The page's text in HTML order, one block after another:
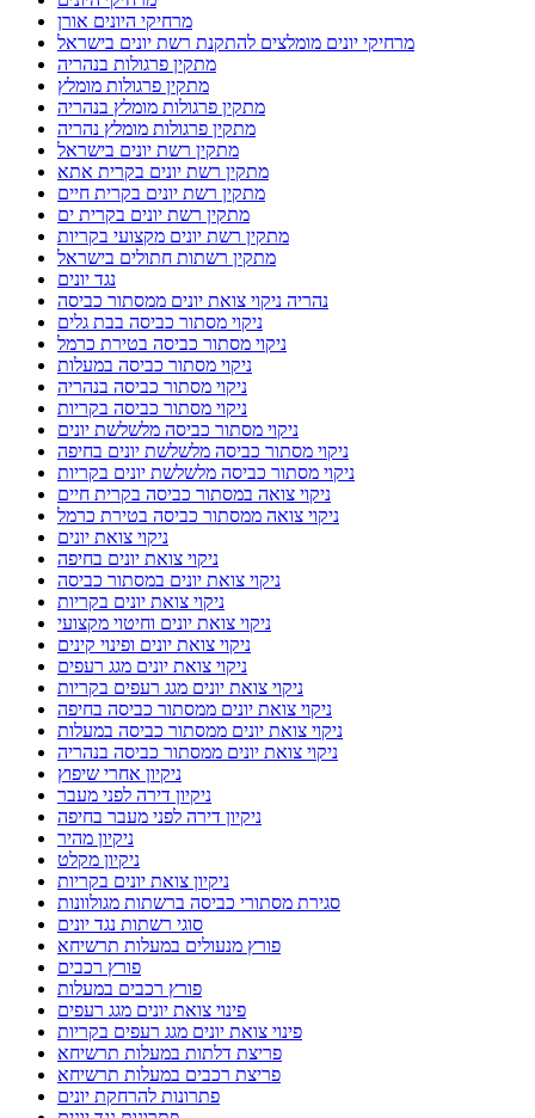
מרחיקי היונים אורן
מרחיקי יונים מומלצים להתקנת רשת יונים בישראל
מתקין פרגולות בנהריה
מתקין פרגולות מומלץ
מתקין פרגולות מומלץ בנהריה
מתקין פרגולות מומלץ נהריה
מתקין רשת יונים בישראל
מתקין רשת יונים בקרית אתא
מתקין רשת יונים בקרית חיים
מתקין רשת יונים בקרית ים
מתקין רשת יונים מקצועי בקריות
מתקין רשתות חתולים בישראל
נגד יונים
נהריה ניקוי צואת יונים ממסתור כביסה
ניקוי מסתור כביסה בבת גלים
ניקוי מסתור כביסה בטירת כרמל
ניקוי מסתור כביסה במעלות
ניקוי מסתור כביסה בנהריה
ניקוי מסתור כביסה בקריות
ניקוי מסתור כביסה מלשלשת יונים
ניקוי מסתור כביסה מלשלשת יונים בחיפה
ניקוי מסתור כביסה מלשלשת יונים בקריות
ניקוי צואה במסתור כביסה בקרית חיים
ניקוי צואה ממסתור כביסה בטירת כרמל
ניקוי צואת יונים
ניקוי צואת יונים בחיפה
ניקוי צואת יונים במסתור כביסה
ניקוי צואת יונים בקריות
ניקוי צואת יונים וחיטוי מקצועי
ניקוי צואת יונים ופינוי קינים
ניקוי צואת יונים מגג רעפים
ניקוי צואת יונים מגג רעפים בקריות
ניקוי צואת יונים ממסתור כביסה בחיפה
ניקוי צואת יונים ממסתור כביסה במעלות
ניקוי צואת יונים ממסתור כביסה בנהריה
ניקיון אחרי שיפוץ
ניקיון דירה לפני מעבר
ניקיון דירה לפני מעבר בחיפה
ניקיון מהיר
ניקיון מקלט
ניקיון צואת יונים בקריות
סגירת מסתורי כביסה ברשתות מגולוונות
סוגי רשתות נגד יונים
פורץ מנעולים במעלות תרשיחא
פורץ רכבים
פורץ רכבים במעלות
פינוי צואת יונים מגג רעפים
פינוי צואת יונים מגג רעפים בקריות
פריצת דלתות במעלות תרשיחא
פריצת רכבים במעלות תרשיחא
פתרונות להרחקת יונים